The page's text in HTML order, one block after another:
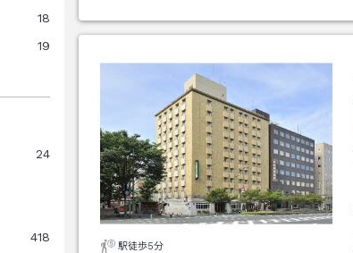
18
19
24
418
駅徒歩5分